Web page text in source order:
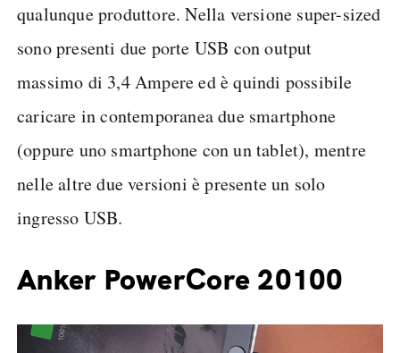
qualunque produttore. Nella versione super-sized
sono presenti due porte USB con output
massimo di 3,4 Ampere ed è quindi possibile
caricare in contemporanea due smartphone
(oppure uno smartphone con un tablet), mentre
nelle altre due versioni è presente un solo
ingresso USB.
Anker PowerCore 20100